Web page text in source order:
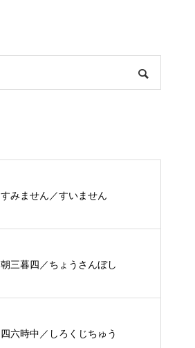
すみません／すいません
朝三暮四／ちょうさんぼし
四六時中／しろくじちゅう